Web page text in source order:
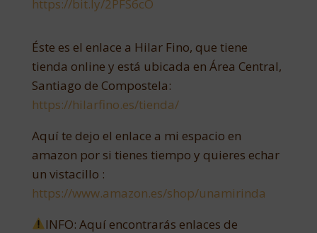
https://bit.ly/2PFS6cO
Éste es el enlace a Hilar Fino, que tiene
tienda online y está ubicada en Área Central,
Santiago de Compostela:
https://hilarfino.es/tienda/
Aquí te dejo el enlace a mi espacio en
amazon por si tienes tiempo y quieres echar
un vistacillo :
https://www.amazon.es/shop/unamirinda
INFO: Aquí encontrarás enlaces de